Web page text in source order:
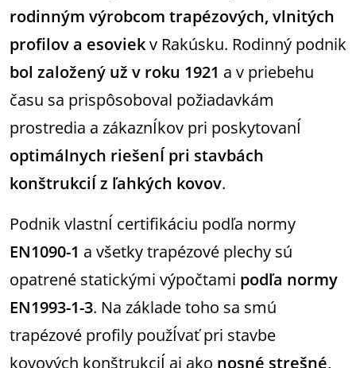
rodinným výrobcom trapézových, vlnitých
profilov a esoviekv Rakúsku. Rodinný podnik
bol založený už v roku 1921 a v priebehu
času sa prispôsoboval požiadavkám
prostredia a zákaznÍkov pri poskytovanÍ
optimálnych riešenÍ pri stavbách
konštrukciÍ z ľahkých kovov.
Podnik vlastnÍ certifikáciu podľa normy
EN1090-1 a všetky trapézové plechy sú
opatrené statickými výpočtami podľa normy
EN1993-1-3. Na základe toho sa smú
trapézové profily použÍvať pri stavbe
kovových konštrukciÍ aj ako nosné strešné,